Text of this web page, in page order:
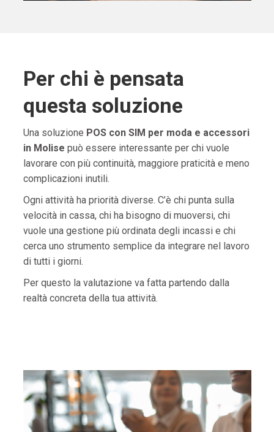
Per chi è pensata
questa soluzione
Una soluzione POS con SIM per moda e accessori
in Molise può essere interessante per chi vuole
lavorare con più continuità, maggiore praticità e meno
complicazioni inutili.
Ogni attività ha priorità diverse. C’è chi punta sulla
velocità in cassa, chi ha bisogno di muoversi, chi
vuole una gestione più ordinata degli incassi e chi
cerca uno strumento semplice da integrare nel lavoro
di tutti i giorni.
Per questo la valutazione va fatta partendo dalla
realtà concreta della tua attività.